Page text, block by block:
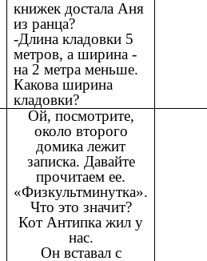
книжек достала Аня
из ранца?
-Длина кладовки 5
метров, а ширина -
на 2 метра меньше.
Какова ширина
кладовки?
Ой, посмотрите,
около второго
домика лежит
записка. Давайте
прочитаем ее.
«Физкультминутка».
Что это значит?
Кот Антипка жил у
нас.
Он вставал с